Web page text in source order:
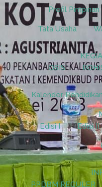
Profil Pimpinan
Tata Usaha
OSIS
Kalender Pendidikan
Edisi I
Edisi II
PPDBM REGULER